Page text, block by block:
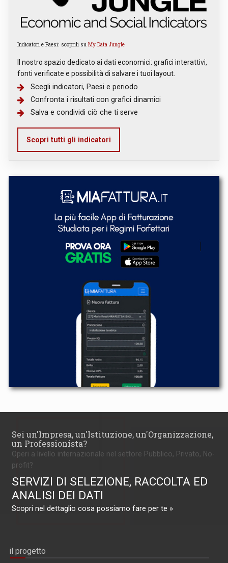
Indicatori e Paesi: scoprili su My Data Jungle
Il nostro spazio dedicato ai dati economici: grafici interattivi,
fonti verificate e possibilità di salvare i tuoi layout.
Scegli indicatori, Paesi e periodo
Confronta i risultati con grafici dinamici
Salva e condividi ciò che ti serve
Scopri tutti gli indicatori
Sei un'Impresa, un'Istituzione, un'Organizzazione,
un Professionista?
Operi a livello internazionale nel settore Pubblico, Privato, No-
profit?
SERVIZI DI SELEZIONE, RACCOLTA ED
ANALISI DEI DATI
Scopri nel dettaglio cosa possiamo fare per te »
il progetto